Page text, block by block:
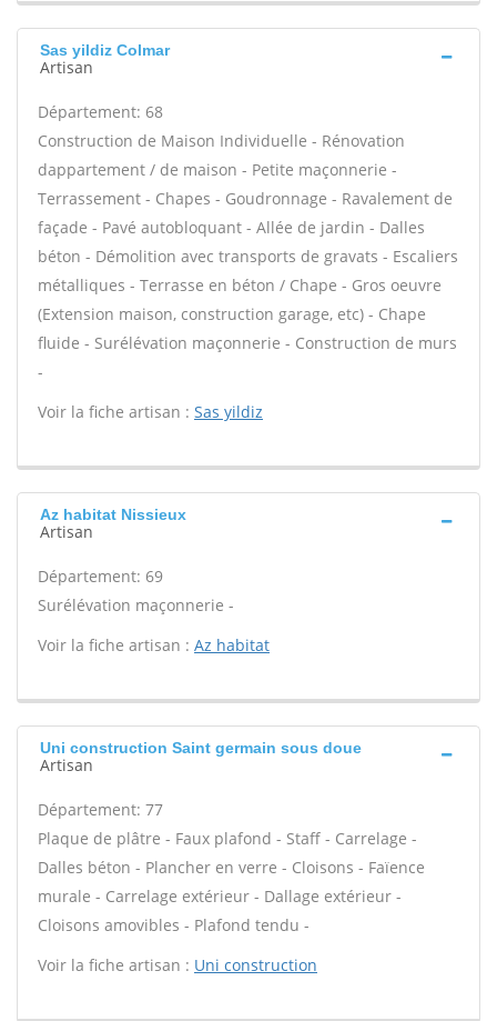
Sas yildiz Colmar
Artisan
Département: 68
Construction de Maison Individuelle - Rénovation
dappartement / de maison - Petite maçonnerie -
Terrassement - Chapes - Goudronnage - Ravalement de
façade - Pavé autobloquant - Allée de jardin - Dalles
béton - Démolition avec transports de gravats - Escaliers
métalliques - Terrasse en béton / Chape - Gros oeuvre
(Extension maison, construction garage, etc) - Chape
fluide - Surélévation maçonnerie - Construction de murs
-
Voir la fiche artisan : Sas yildiz
Az habitat Nissieux
Artisan
Département: 69
Surélévation maçonnerie -
Voir la fiche artisan : Az habitat
Uni construction Saint germain sous doue
Artisan
Département: 77
Plaque de plâtre - Faux plafond - Staff - Carrelage -
Dalles béton - Plancher en verre - Cloisons - Faïence
murale - Carrelage extérieur - Dallage extérieur -
Cloisons amovibles - Plafond tendu -
Voir la fiche artisan : Uni construction